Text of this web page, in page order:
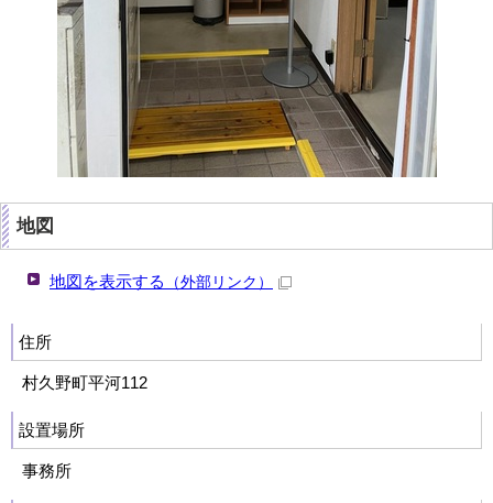
地図
地図を表示する （外部リンク）
住所
村久野町平河112
設置場所
事務所